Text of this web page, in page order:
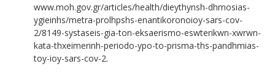
www.moh.gov.gr/articles/health/dieythynsh-dhmosias-
ygieinhs/metra-prolhpshs-enantikoronoioy-sars-cov-
2/8149-systaseis-gia-ton-eksaerismo-eswterikwn-xwrwn-
kata-thxeimerinh-periodo-ypo-to-prisma-ths-pandhmias-
toy-ioy-sars-cov-2.